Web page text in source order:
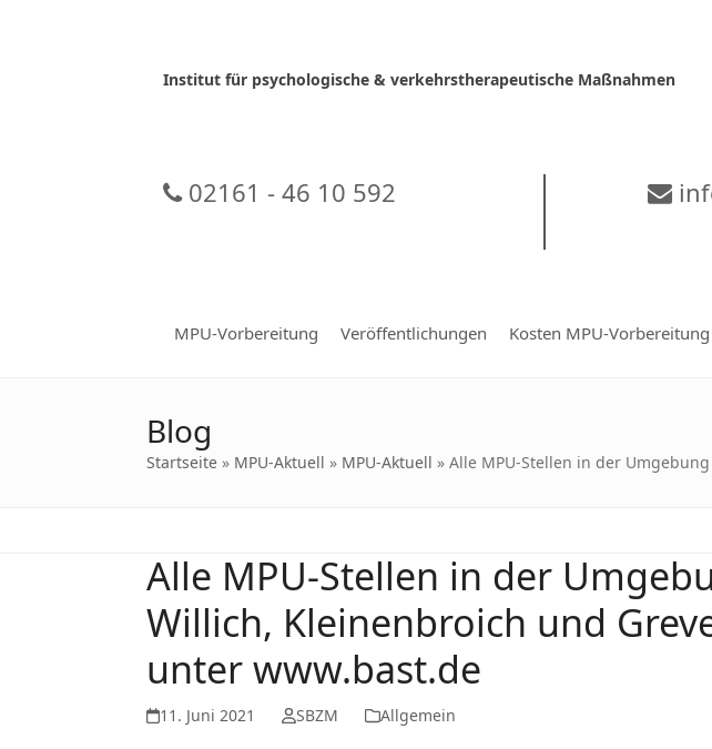
Institut für psychologische & verkehrstherapeutische Maßnahmen
02161 - 46 10 592
MPU-Vorbereitung Veröffentlichungen Kosten MPU-Vorbereitung
Blog
Startseite » MPU-Aktuell » MPU-Aktuell » Alle MPU-Stellen in der
Alle MPU-Stellen in der
Willich, Kleinenbroich und
unter www.bast.de
11. Juni 2021 SBZM Allgemein